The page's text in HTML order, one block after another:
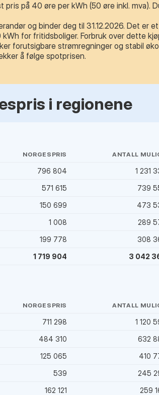
på 40 øre per kWh (50 øre inkl. mva).
og binder deg til 31.12.2026. Det er
for fritidsboliger. Forbruk over dette
forutsigbare strømregninger og stabil
å følge spotprisen.
i regionene
NORGESPRIS ANTALL
796 804 1 231
571 615 739
150 699 473
1 008 289
199 778 308
1 719 904 3 042
NORGESPRIS ANTALL
711 298 1 120
484 310 632
125 065 410
539 245
162 121 259